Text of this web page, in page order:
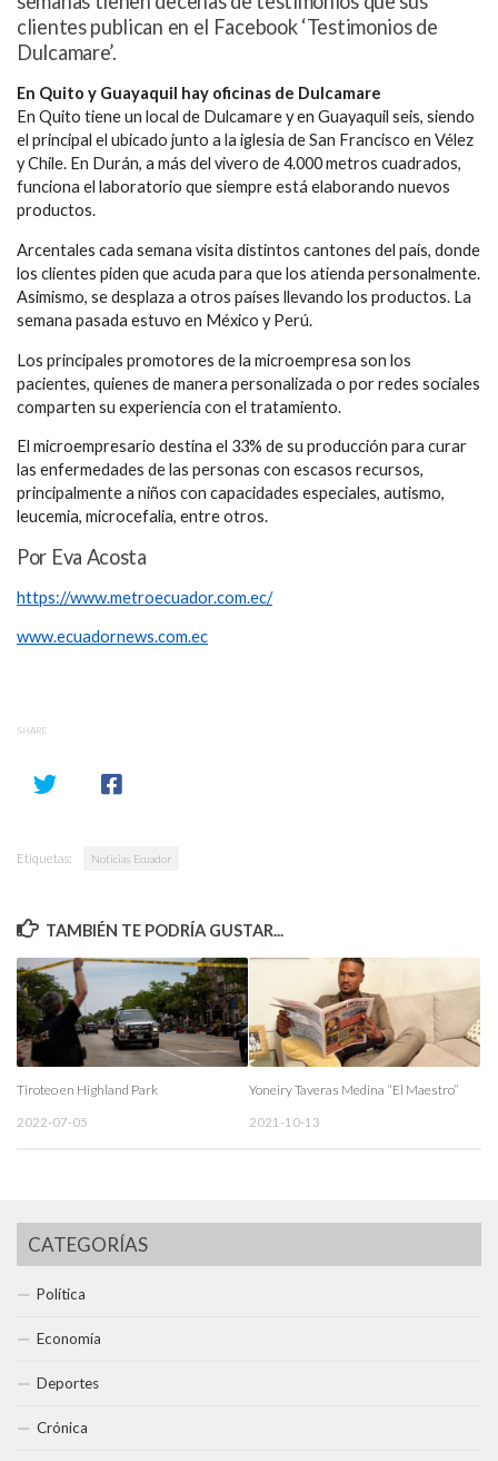
clientes publican en el Facebook ‘Testimonios de
Dulcamare’.
En Quito y Guayaquil hay oficinas de Dulcamare
En Quito tiene un local de Dulcamare y en Guayaquil seis, siendo
el principal el ubicado junto a la iglesia de San Francisco en Vélez
y Chile. En Durán, a más del vivero de 4.000 metros cuadrados,
funciona el laboratorio que siempre está elaborando nuevos
productos.
Arcentales cada semana visita distintos cantones del país, donde
los clientes piden que acuda para que los atienda personalmente.
Asimismo, se desplaza a otros países llevando los productos. La
semana pasada estuvo en México y Perú.
Los principales promotores de la microempresa son los
pacientes, quienes de manera personalizada o por redes sociales
comparten su experiencia con el tratamiento.
El microempresario destina el 33% de su producción para curar
las enfermedades de las personas con escasos recursos,
principalmente a niños con capacidades especiales, autismo,
leucemia, microcefalia, entre otros.
Por Eva Acosta
https://www.metroecuador.com.ec/
www.ecuadornews.com.ec
SHARE
Etiquetas: Noticias Ecuador
TAMBIÉN TE PODRÍA GUSTAR...
Tiroteo en Highland Park
2022-07-05
Yoneiry Taveras Medina “El Maestro”
2021-10-13
CATEGORÍAS
Política
Economía
Deportes
Crónica